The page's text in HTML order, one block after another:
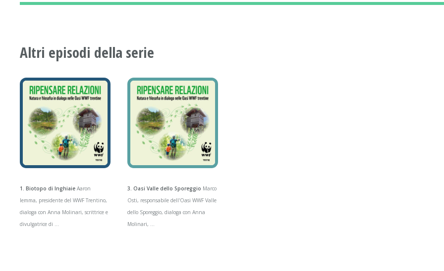
Altri episodi della serie
1. Biotopo di Inghiaie Aaron
Iemma, presidente del WWF Trentino,
dialoga con Anna Molinari, scrittrice e
divulgatrice di ...
3. Oasi Valle dello Sporeggio Marco
Osti, responsabile dell'Oasi WWF Valle
dello Sporeggio, dialoga con Anna
Molinari, ...